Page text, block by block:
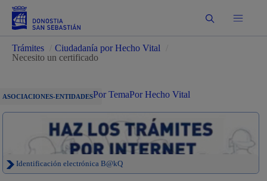
Buscar
Trámites Ciudadanía por Hecho Vital
Necesito un certificado
ASOCIACIONES-ENTIDADESPor TemaPor Hecho Vital
Identificación electrónica B@kQ